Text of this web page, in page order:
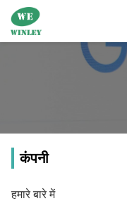
कंपनी
हमारे बारे में